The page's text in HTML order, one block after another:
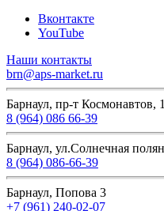
Вконтакте
YouTube
Наши контакты
brn@aps-market.ru
Барнаул, пр-т Космонавтов,
8 (964) 086 66-39
Барнаул, ул.Солнечная
8 (964) 086-66-39
Барнаул, Попова 3
+7 (961) 240-02-07